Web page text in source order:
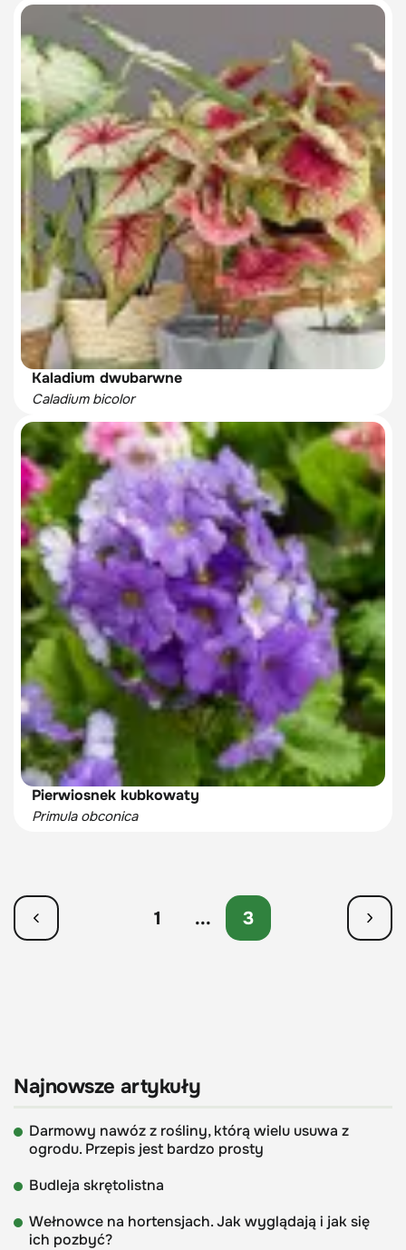
Kaladium dwubarwne
Caladium bicolor
Pierwiosnek kubkowaty
Primula obconica
1 ... 3
Najnowsze artykuły
Darmowy nawóz z rośliny, którą wielu usuwa z
ogrodu. Przepis jest bardzo prosty
Budleja skrętolistna
Wełnowce na hortensjach. Jak wyglądają i jak się
ich pozbyć?